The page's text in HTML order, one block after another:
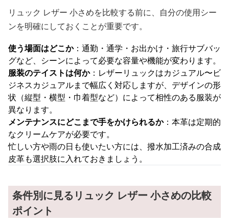
リュック レザー 小さめを比較する前に、自分の使用シー
ンを明確にしておくことが重要です。
使う場面はどこか：通勤・通学・お出かけ・旅行サブバッ
グなど、シーンによって必要な容量や機能が変わります。
服装のテイストは何か：レザーリュックはカジュアル〜ビ
ジネスカジュアルまで幅広く対応しますが、デザインの形
状（縦型・横型・巾着型など）によって相性のある服装が
異なります。
メンテナンスにどこまで手をかけられるか：本革は定期的
なクリームケアが必要です。
忙しい方や雨の日も使いたい方には、撥水加工済みの合成
皮革も選択肢に入れておきましょう。
条件別に見るリュック レザー 小さめの比較
ポイント